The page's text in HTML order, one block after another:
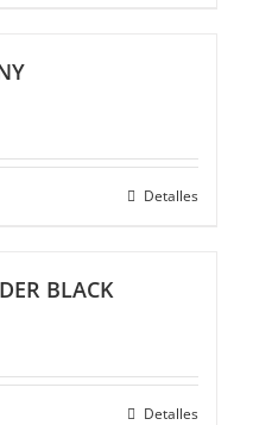
Detalles
BLACK
Detalles